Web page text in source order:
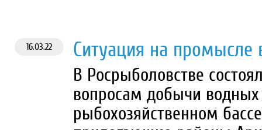
16.03.22 Ситуация на промысле
В Росрыболовстве
вопросам добычи
рыбохозяйственном